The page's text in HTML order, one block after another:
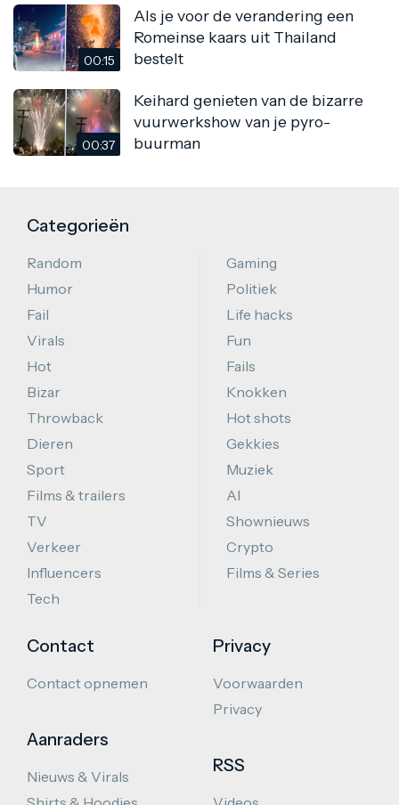
00:15
Als je voor de verandering een
Romeinse kaars uit Thailand
bestelt
00:37
Keihard genieten van de bizarre
vuurwerkshow van je pyro-
buurman
Categorieën
Random
Humor
Fail
Virals
Hot
Bizar
Throwback
Dieren
Sport
Films & trailers
TV
Verkeer
Influencers
Tech
Gaming
Politiek
Life hacks
Fun
Fails
Knokken
Hot shots
Gekkies
Muziek
AI
Shownieuws
Crypto
Films & Series
Contact
Contact opnemen
Aanraders
Nieuws & Virals
Privacy
Voorwaarden
Privacy
RSS